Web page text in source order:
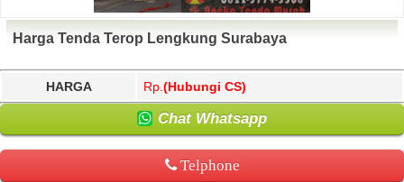
Harga Tenda Terop Lengkung Surabaya
HARGA Rp. (Hubungi CS)
Chat Whatsapp
Telphone